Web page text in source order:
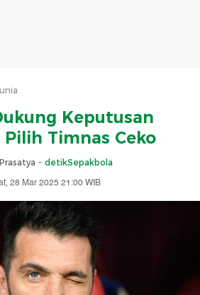
Keputusan
Timnas Ceko
- detikSepakbola
28 Mar 2025 21:00 WIB